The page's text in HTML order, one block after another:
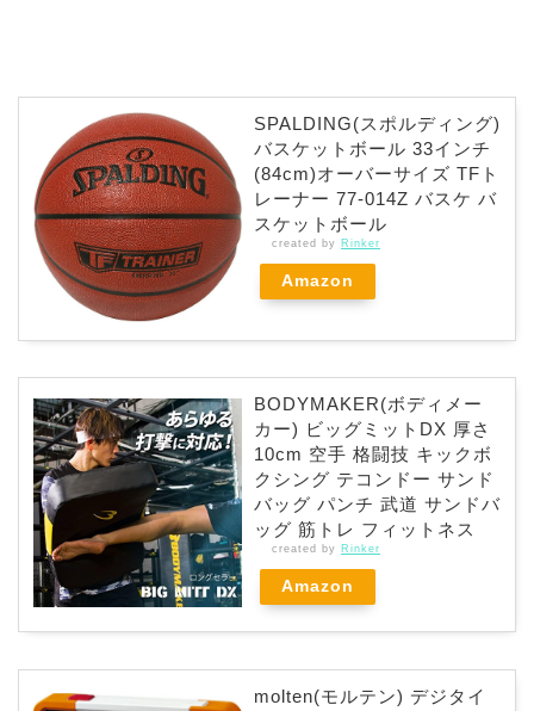
SPALDING(スポルディング)
バスケットボール 33インチ
(84cm)オーバーサイズ TFト
レーナー 77-014Z バスケ バ
スケットボール
created by Rinker
Amazon
BODYMAKER(ボディメー
カー) ビッグミットDX 厚さ
10cm 空手 格闘技 キックボ
クシング テコンドー サンド
バッグ パンチ 武道 サンドバ
ッグ 筋トレ フィットネス
created by Rinker
Amazon
molten(モルテン) デジタイ